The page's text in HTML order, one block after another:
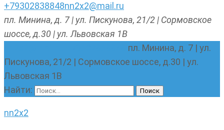
+79302838848nn2x2@mail.ru
пл. Минина, д. 7 | ул. Пискунова, 21/2 | Сормовское
шоссе, д.30 | ул. Львовская 1В
пл. Минина, д. 7 | ул.
Пискунова, 21/2 | Сормовское шоссе, д.30 | ул.
Львовская 1В
Найти:
nn2x2